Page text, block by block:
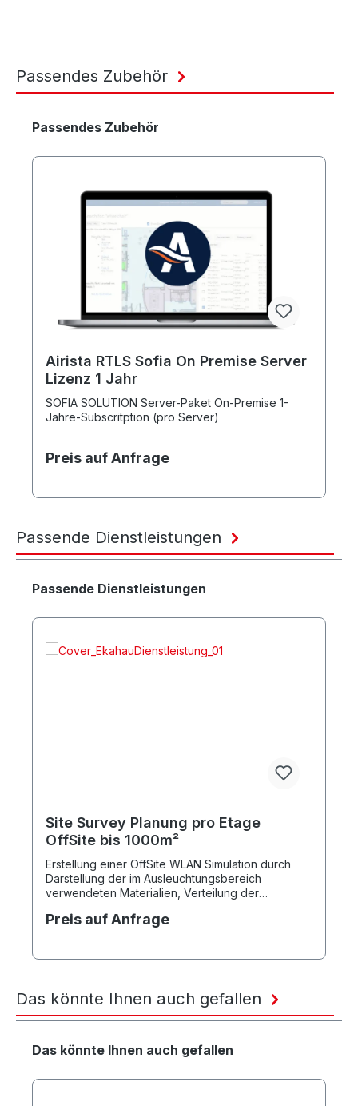
Passendes Zubehör
Produktgalerie überspringen
Passendes Zubehör
Airista RTLS Sofia On Premise Server
Lizenz 1 Jahr
SOFIA SOLUTION Server-Paket On-Premise 1-
Jahre-Subscritption (pro Server)
Preis auf Anfrage
Passende Dienstleistungen
Produktgalerie überspringen
Passende Dienstleistungen
Site Survey Planung pro Etage
OffSite bis 1000m²
Erstellung einer OffSite WLAN Simulation durch
Darstellung der im Ausleuchtungsbereich
verwendeten Materialien, Verteilung der
Einstellung optimaler Ausleuchtung und Datenrate
Preis auf Anfrage
Das könnte Ihnen auch gefallen
Produktgalerie überspringen
Das könnte Ihnen auch gefallen